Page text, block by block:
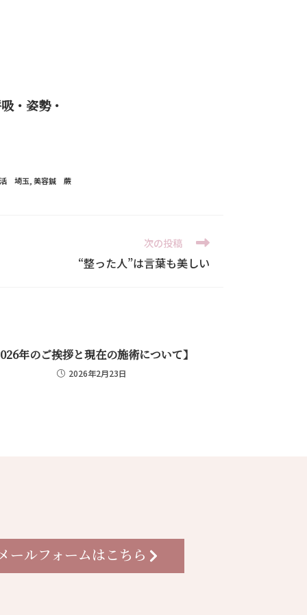
・姿勢・
埼玉,美容鍼 蕨
次の投稿
“整った人”は言葉も美しい
年のご挨拶と現在の施術について】
2026年2月23日
ールフォームはこちら